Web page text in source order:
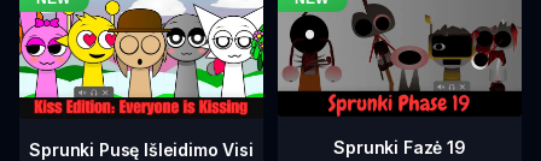
Sprunki Pusę Išleidimo Visi
Sprunki Fazė 19